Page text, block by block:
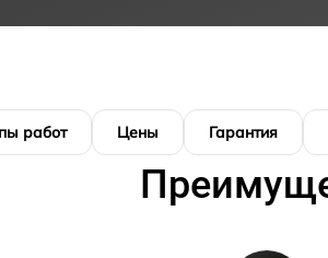
работ Цены Гарантия